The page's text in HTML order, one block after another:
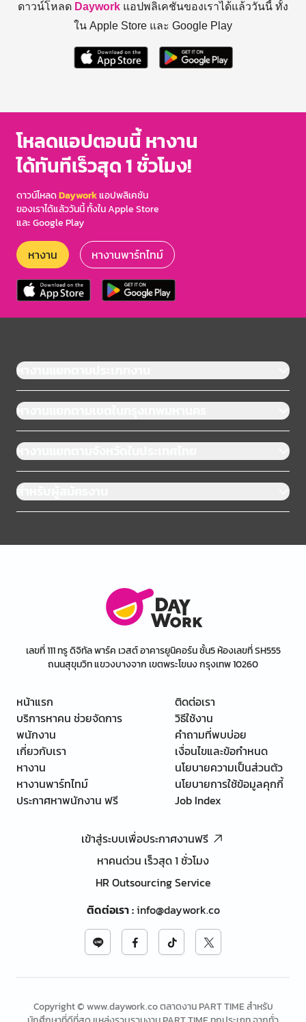
ดาวน์โหลด Daywork แอปพลิเคชันของเราได้แล้ววันนี้ ทั้ง
ใน Apple Store และ Google Play
โหลดแอปตอนนี้ หางาน
ได้ทันทีเร็วสุด 1 ชั่วโมง!
ดาวน์โหลดDayworkแอปพลิเคชัน
ของเราได้แล้ววันนี้ ทั้งใน Apple Store
และ Google Play
หางาน หางานพาร์ทไทม์
หางานแยกตามประเภทงาน
หางานแยกตามเขตในกรุงเทพมหานคร
หางานแยกตามจังหวัดในประเทศไทย
สำหรับผู้สมัครงาน
เลขที่ 111 ทรู ดิจิทัล พาร์ค เวสต์ อาคารยูนิคอร์น ชั้น5 ห้องเลขที่ SH555
ถนนสุขุมวิท แขวงบางจาก เขตพระโขนง กรุงเทพ 10260
หน้าแรก
บริการหาคน ช่วยจัดการ
พนักงาน
เกี่ยวกับเรา
หางาน
หางานพาร์ทไทม์
ประกาศหาพนักงาน ฟรี
ติดต่อเรา
วิธีใช้งาน
คำถามที่พบบ่อย
เงื่อนไขและข้อกำหนด
นโยบายความเป็นส่วนตัว
นโยบายการใช้ข้อมูลคุกกี้
Job Index
เข้าสู่ระบบเพื่อประกาศงานฟรี
หาคนด่วน เร็วสุด 1 ชั่วโมง
HR Outsourcing Service
ติดต่อเรา:info@daywork.co
Copyright © www.daywork.co ตลาดงาน PART TIME สำหรับ